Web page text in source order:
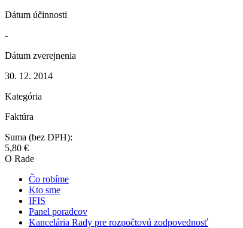
Dátum účinnosti
-
Dátum zverejnenia
30. 12. 2014
Kategória
Faktúra
Suma (bez DPH):
5,80 €
O Rade
Čo robíme
Kto sme
IFIS
Panel poradcov
Kancelária Rady pre rozpočtovú zodpovednosť